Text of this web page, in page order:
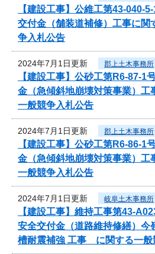
【建設工事】公維工第43-040-
交付金（舗装道補修）工事に関
争入札公告
2024年7月1日更新 郡上土木事務所
【建設工事】公砂工第R6-87-1
金（急傾斜地崩壊対策事業）工
一般競争入札公告
2024年7月1日更新 郡上土木事務所
【建設工事】公砂工第R6-86-1
金（急傾斜地崩壊対策事業）工
一般競争入札公告
2024年7月1日更新 岐阜土木事務所
【建設工事】維持工事第43-
安全交付金（道路維持修繕）今
槽耐震補強 工事 に関する一般